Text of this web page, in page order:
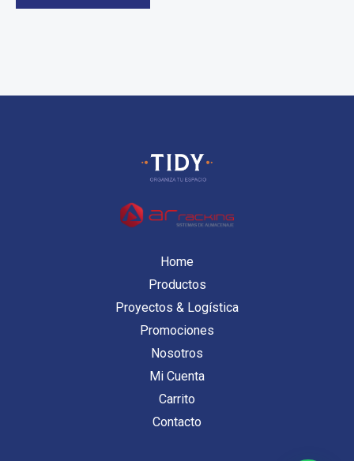
Home
Productos
Proyectos & Logística
Promociones
Nosotros
Mi Cuenta
Carrito
Contacto